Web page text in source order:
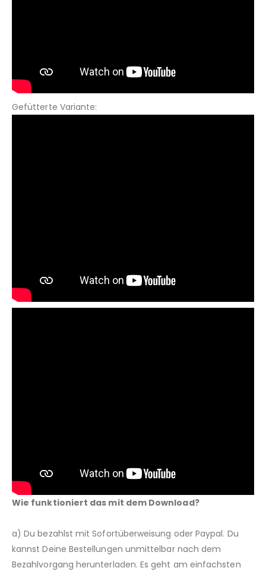
Gefütterte Variante:
Wie funktioniert das mit dem Download?
a) Du bezahlst mit Sofortüberweisung oder Paypal. Du
kannst Deine Bestellungen unmittelbar nach dem
Bezahlvorgang herunterladen. Es geht am einfachsten